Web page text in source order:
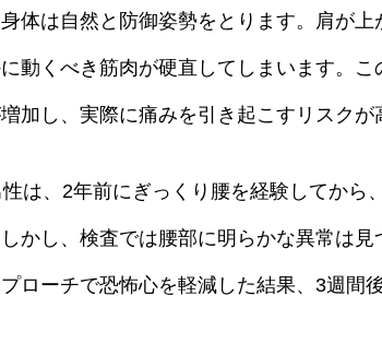
体は自然と防御姿勢をとります。肩が上
動くべき筋肉が硬直してしまいます。
加し、実際に痛みを引き起こすリスクが
は、2年前にぎっくり腰を経験してから
かし、検査では腰部に明らかな異常は
ローチで恐怖心を軽減した結果、3週間